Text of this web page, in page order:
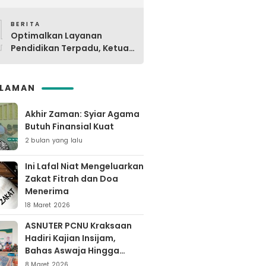
BERITA
Optimalkan Layanan
Pendidikan Terpadu, Ketua
Akhir Zaman: Syiar Agama
Butuh Finansial Kuat
2 bulan yang lalu
Ini Lafal Niat Mengeluarkan
Zakat Fitrah dan Doa
Menerima
18 Maret 2026
ASNUTER PCNU Kraksaan
Hadiri Kajian Insijam,
Bahas Aswaja Hingga
Dinamika Timur Tengah